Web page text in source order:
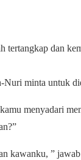
dan
Nuri minta untuk
menyadari
kawanku, ”